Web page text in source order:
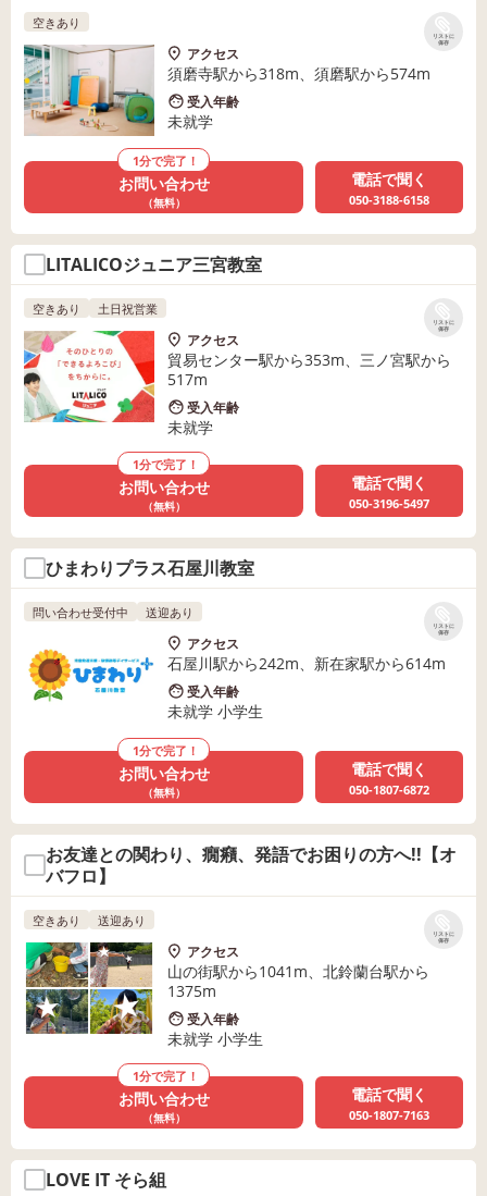
リストに
保存
空きあり
アクセス
須磨寺駅から318m、須磨駅から574m
受入年齢
未就学
1分で完了！
お問い合わせ
（無料）
電話で聞く
050-3188-6158
LITALICOジュニア三宮教室
リストに
保存
空きあり 土日祝営業
アクセス
貿易センター駅から353m、三ノ宮駅から
517m
受入年齢
未就学
1分で完了！
お問い合わせ
（無料）
電話で聞く
050-3196-5497
ひまわりプラス石屋川教室
リストに
保存
問い合わせ受付中 送迎あり
アクセス
石屋川駅から242m、新在家駅から614m
受入年齢
未就学 小学生
1分で完了！
お問い合わせ
（無料）
電話で聞く
050-1807-6872
お友達との関わり、癇癪、発語でお困りの方へ!!【オ
バフロ】
リストに
保存
空きあり 送迎あり
アクセス
山の街駅から1041m、北鈴蘭台駅から
1375m
受入年齢
未就学 小学生
1分で完了！
お問い合わせ
（無料）
電話で聞く
050-1807-7163
LOVE IT そら組